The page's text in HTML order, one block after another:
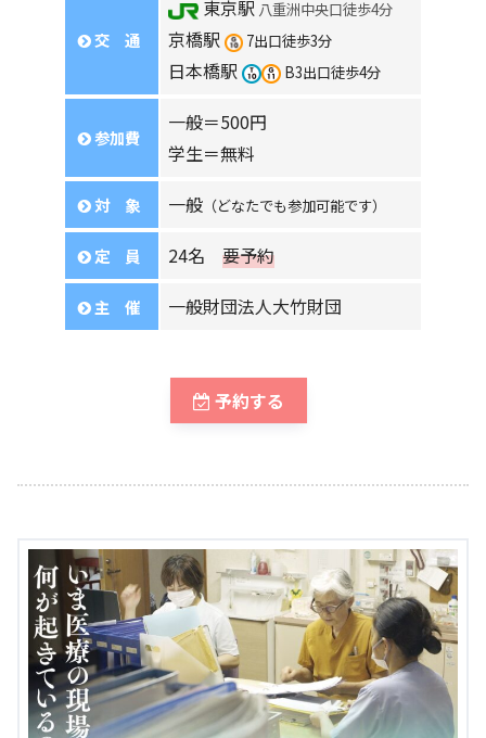
交 通
東京駅 八重洲中央口徒歩4分
京橋駅 7出口徒歩3分
日本橋駅 B3出口徒歩4分
参加費
一般＝500円
学生＝無料
対 象 一般 （どなたでも参加可能です）
定 員 24名 要予約
主 催 一般財団法人大竹財団
予約する